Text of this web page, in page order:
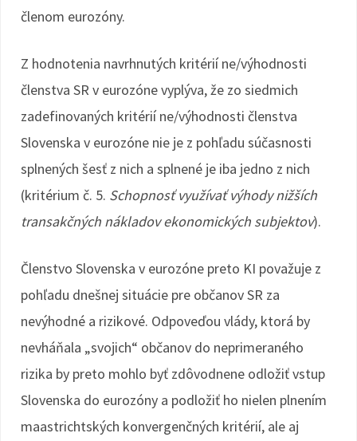
členom eurozóny.
Z hodnotenia navrhnutých kritérií ne/výhodnosti
členstva SR v eurozóne vyplýva, že zo siedmich
zadefinovaných kritérií ne/výhodnosti členstva
Slovenska v eurozóne nie je z pohľadu súčasnosti
splnených šesť z nich a splnené je iba jedno z nich
(kritérium č. 5. Schopnosť využívať výhody nižších
transakčných nákladov ekonomických subjektov).
Členstvo Slovenska v eurozóne preto KI považuje z
pohľadu dnešnej situácie pre občanov SR za
nevýhodné a rizikové. Odpoveďou vlády, ktorá by
nevháňala „svojich“ občanov do neprimeraného
rizika by preto mohlo byť zdôvodnene odložiť vstup
Slovenska do eurozóny a podložiť ho nielen plnením
maastrichtských konvergenčných kritérií, ale aj